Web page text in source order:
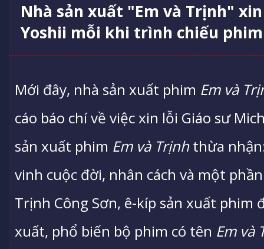
Nhà sản xuất "Em và Trịnh"
Yoshii mỗi khi trình chiếu phim
Mới đây, nhà sản xuất phim Em và
cáo báo chí về việc xin lỗi Giáo sư
sản xuất phim Em và Trịnhthừa
vinh cuộc đời, nhân cách và một
Trịnh Công Sơn, ê-kíp sản xuất phim
xuất, phổ biến bộ phim có tên Em và